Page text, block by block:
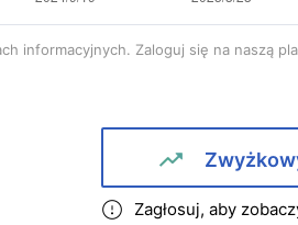
informacyjnych. Zaloguj się na naszą
Zagłosuj, aby